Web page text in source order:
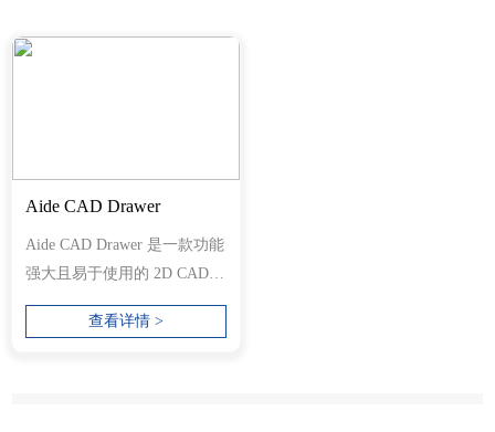
Aide CAD Drawer
Aide CAD Drawer 是一款功能
强大且易于使用的 2D CAD
系统，可让您绘制和编辑设
计，而无需...
查看详情 >